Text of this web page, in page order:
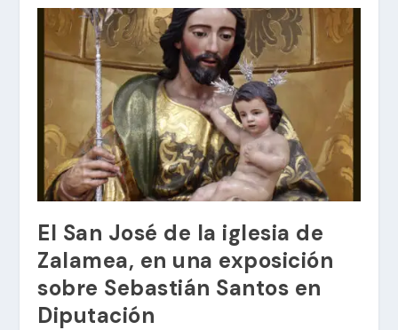
El San José de la iglesia de
Zalamea, en una exposición
sobre Sebastián Santos en
Diputación